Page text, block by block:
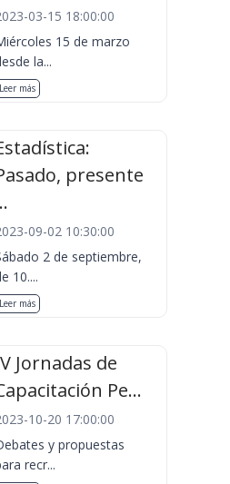
03-15 18:00:00
15 de marzo
la...
Leer más
presente
09-02 10:30:00
2 de septiembre,
10....
Leer más
Jornadas de
Pe...
10-20 17:00:00
y propuestas
recr...